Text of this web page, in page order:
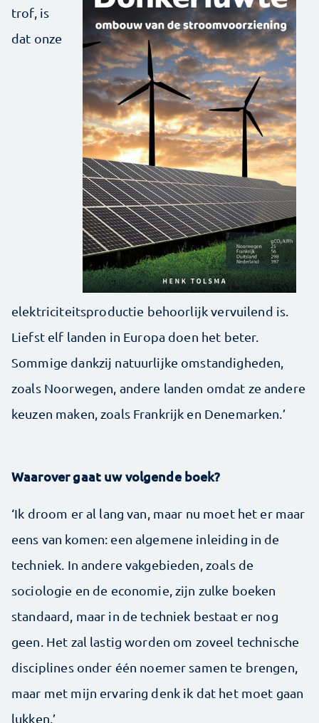
trof, is
dat onze
elektriciteitsproductie behoorlijk vervuilend is.
Liefst elf landen in Europa doen het beter.
Sommige dankzij natuurlijke omstandigheden,
zoals Noorwegen, andere landen omdat ze andere
keuzen maken, zoals Frankrijk en Denemarken.’
Waarover gaat uw volgende boek?
‘Ik droom er al lang van, maar nu moet het er maar
eens van komen: een algemene inleiding in de
techniek. In andere vakgebieden, zoals de
sociologie en de economie, zijn zulke boeken
standaard, maar in de techniek bestaat er nog
geen. Het zal lastig worden om zoveel technische
disciplines onder één noemer samen te brengen,
maar met mijn ervaring denk ik dat het moet gaan
lukken.’